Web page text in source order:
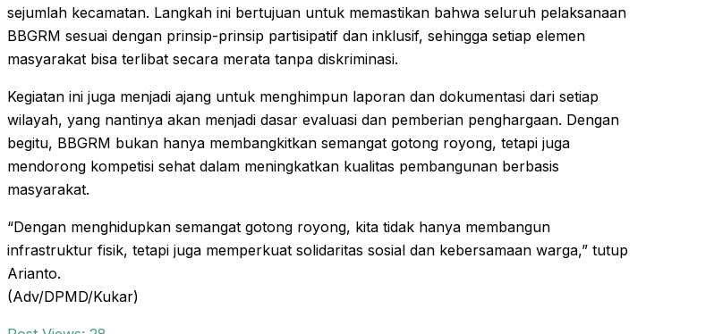
sejumlah kecamatan. Langkah ini bertujuan untuk memastikan bahwa seluruh pelaksanaan
BBGRM sesuai dengan prinsip-prinsip partisipatif dan inklusif, sehingga setiap elemen
masyarakat bisa terlibat secara merata tanpa diskriminasi.
Kegiatan ini juga menjadi ajang untuk menghimpun laporan dan dokumentasi dari setiap
wilayah, yang nantinya akan menjadi dasar evaluasi dan pemberian penghargaan. Dengan
begitu, BBGRM bukan hanya membangkitkan semangat gotong royong, tetapi juga
mendorong kompetisi sehat dalam meningkatkan kualitas pembangunan berbasis
masyarakat.
“Dengan menghidupkan semangat gotong royong, kita tidak hanya membangun
infrastruktur fisik, tetapi juga memperkuat solidaritas sosial dan kebersamaan warga,” tutup
Arianto.
(Adv/DPMD/Kukar)